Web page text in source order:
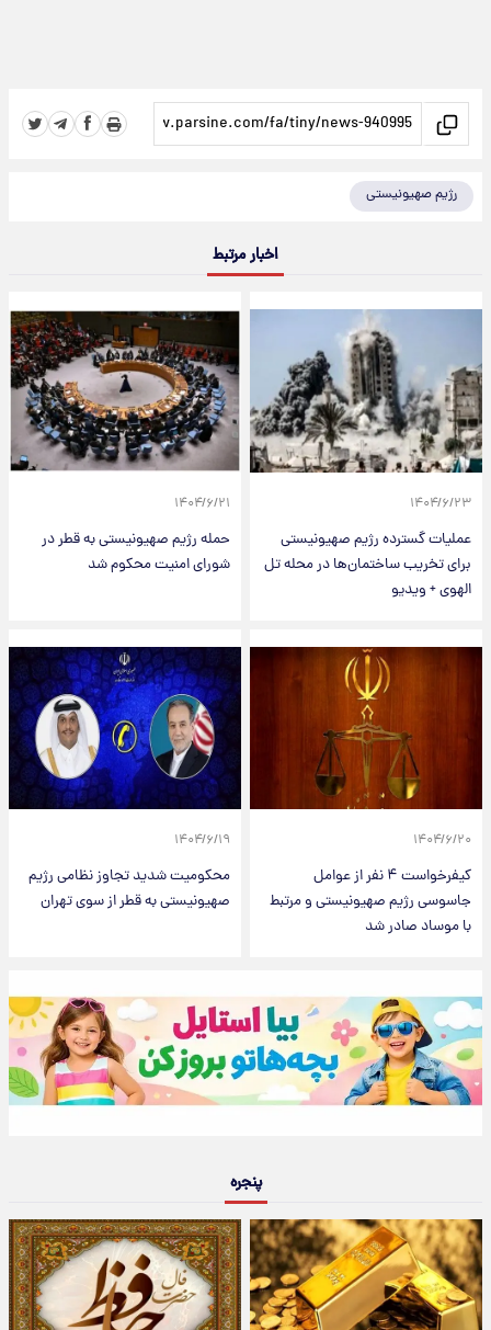
رژیم صهیونیستی
اخبار مرتبط
۱۴۰۴/۶/۲۳
عملیات گسترده رژیم صهیونیستی
برای تخریب ساختمان‌ها در محله تل
الهوی + ویدیو
۱۴۰۴/۶/۲۱
حمله رژیم صهیونیستی به قطر در
شورای امنیت محکوم شد
۱۴۰۴/۶/۲۰
کیفرخواست ۴ نفر از عوامل
جاسوسی رژیم صهیونیستی و مرتبط
با موساد صادر شد
۱۴۰۴/۶/۱۹
محکومیت شدید تجاوز نظامی رژیم
صهیونیستی به قطر از سوی تهران
پنجره